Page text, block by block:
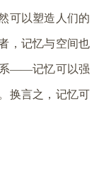
可以塑造人们的
，记忆与空间也
系——记忆可以强
换言之，记忆可